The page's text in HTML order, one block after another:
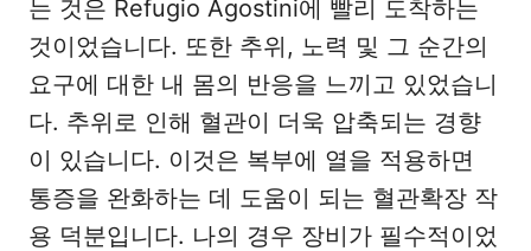
는 것은 Refugio Agostini에 빨리 도착하는
것이었습니다. 또한 추위, 노력 및 그 순간의
요구에 대한 내 몸의 반응을 느끼고 있었습니
다. 추위로 인해 혈관이 더욱 압축되는 경향
이 있습니다. 이것은 복부에 열을 적용하면
통증을 완화하는 데 도움이 되는 혈관확장 작
용 덕분입니다. 나의 경우 장비가 필수적이었